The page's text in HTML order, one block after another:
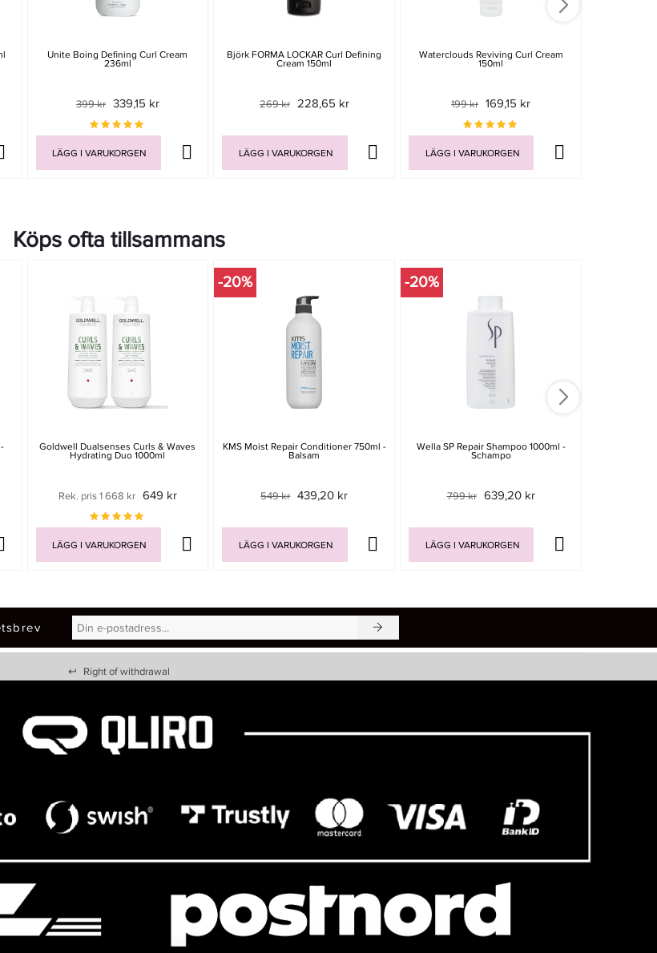
Unite Boing Defining Curl Cream
236ml
399 kr 339,15 kr
LÄGG I VARUKORGEN
Björk FORMA LOCKAR Curl Defining
Cream 150ml
269 kr 228,65 kr
LÄGG I VARUKORGEN
Waterclouds Reviving Curl Cream
150ml
199 kr 169,15 kr
LÄGG I VARUKORGEN
Köps ofta tillsammans
Goldwell Dualsenses Curls & Waves
Hydrating Duo 1000ml
Rek. pris 1 668 kr 649 kr
LÄGG I VARUKORGEN
-20%
KMS Moist Repair Conditioner 750ml -
Balsam
549 kr 439,20 kr
LÄGG I VARUKORGEN
-20%
Wella SP Repair Shampoo 1000ml -
Schampo
799 kr 639,20 kr
LÄGG I VARUKORGEN
↩ Right of withdrawal